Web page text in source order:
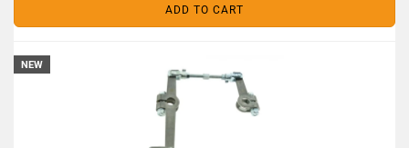
ADD TO CART
NEW